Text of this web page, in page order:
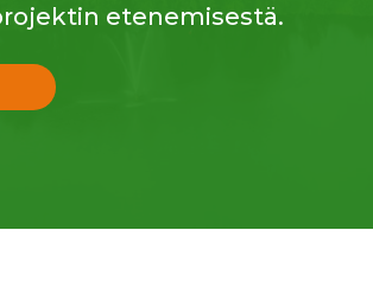
etenemisestä.